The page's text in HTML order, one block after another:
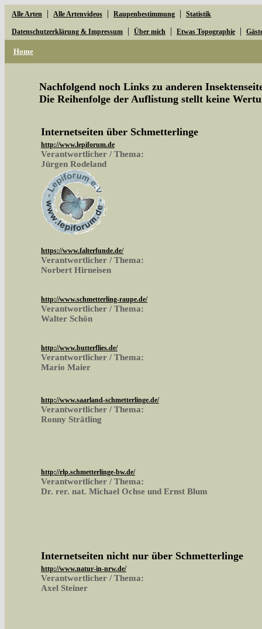
Alle Arten | Alle Artenvideos | Raupenbestimmung | Statistik
Datenschutzerklärung & Impressum | Über mich | Etwas Topographie |
Home
Nachfolgend noch Links zu anderen
Die Reihenfolge der Auflistung stellt keine
Internetseiten über Schmetterlinge
http://www.lepiforum.de
Verantwortlicher / Thema:
Jürgen Rodeland
https://www.falterfunde.de/
Verantwortlicher / Thema:
Norbert Hirneisen
http://www.schmetterling-raupe.de/
Verantwortlicher / Thema:
Walter Schön
http://www.butterflies.de/
Verantwortlicher / Thema:
Mario Maier
http://www.saarland-schmetterlinge.de/
Verantwortlicher / Thema:
Ronny Strätling
http://rlp.schmetterlinge-bw.de/
Verantwortlicher / Thema:
Dr. rer. nat. Michael Ochse und Ernst Blum
Internetseiten nicht nur über Schmetterlinge
http://www.natur-in-nrw.de/
Verantwortlicher / Thema:
Axel Steiner